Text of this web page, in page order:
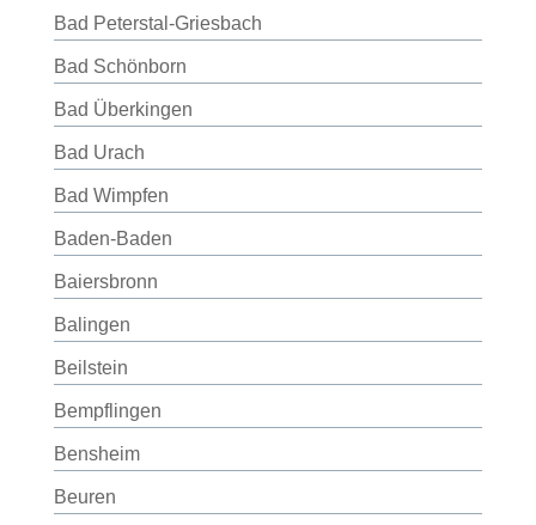
Bad Peterstal-Griesbach
Bad Schönborn
Bad Überkingen
Bad Urach
Bad Wimpfen
Baden-Baden
Baiersbronn
Balingen
Beilstein
Bempflingen
Bensheim
Beuren